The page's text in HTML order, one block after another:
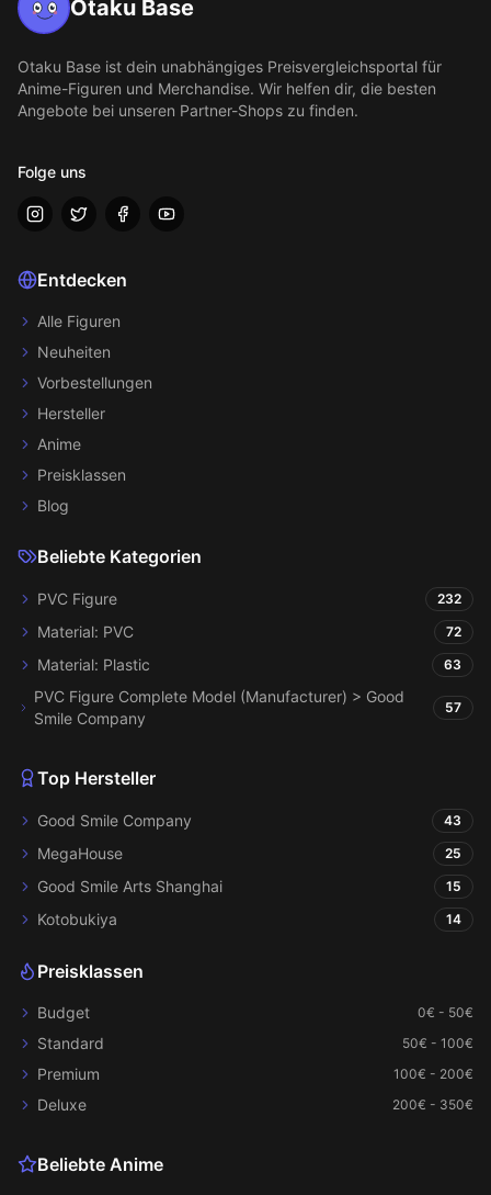
Otaku Base
Otaku Base ist dein unabhängiges Preisvergleichsportal für
Anime-Figuren und Merchandise. Wir helfen dir, die besten
Angebote bei unseren Partner-Shops zu finden.
Folge uns
Entdecken
Alle Figuren
Neuheiten
Vorbestellungen
Hersteller
Anime
Preisklassen
Blog
Beliebte Kategorien
PVC Figure 232
Material: PVC 72
Material: Plastic 63
PVC Figure Complete Model (Manufacturer) > Good
Smile Company
57
Top Hersteller
Good Smile Company 43
MegaHouse 25
Good Smile Arts Shanghai 15
Kotobukiya 14
Preisklassen
Budget 0€ - 50€
Standard 50€ - 100€
Premium 100€ - 200€
Deluxe 200€ - 350€
Beliebte Anime